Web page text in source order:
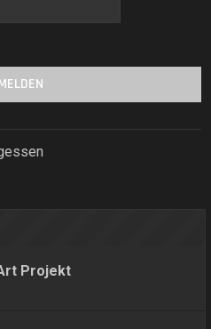
Projekt